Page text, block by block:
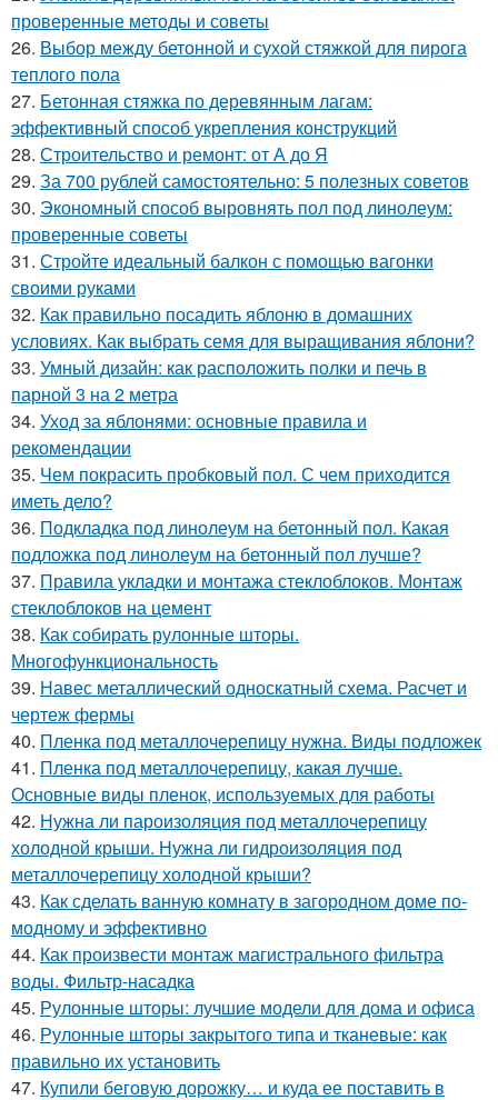
проверенные методы и советы
26. Выбор между бетонной и сухой стяжкой для пирога
теплого пола
27. Бетонная стяжка по деревянным лагам:
эффективный способ укрепления конструкций
28. Строительство и ремонт: от А до Я
29. За 700 рублей самостоятельно: 5 полезных советов
30. Экономный способ выровнять пол под линолеум:
проверенные советы
31. Стройте идеальный балкон с помощью вагонки
своими руками
32. Как правильно посадить яблоню в домашних
условиях. Как выбрать семя для выращивания яблони?
33. Умный дизайн: как расположить полки и печь в
парной 3 на 2 метра
34. Уход за яблонями: основные правила и
рекомендации
35. Чем покрасить пробковый пол. С чем приходится
иметь дело?
36. Подкладка под линолеум на бетонный пол. Какая
подложка под линолеум на бетонный пол лучше?
37. Правила укладки и монтажа стеклоблоков. Монтаж
стеклоблоков на цемент
38. Как собирать рулонные шторы.
Многофункциональность
39. Навес металлический односкатный схема. Расчет и
чертеж фермы
40. Пленка под металлочерепицу нужна. Виды подложек
41. Пленка под металлочерепицу, какая лучше.
Основные виды пленок, используемых для работы
42. Нужна ли пароизоляция под металлочерепицу
холодной крыши. Нужна ли гидроизоляция под
металлочерепицу холодной крыши?
43. Как сделать ванную комнату в загородном доме по-
модному и эффективно
44. Как произвести монтаж магистрального фильтра
воды. Фильтр-насадка
45. Рулонные шторы: лучшие модели для дома и офиса
46. Рулонные шторы закрытого типа и тканевые: как
правильно их установить
47. Купили беговую дорожку… и куда ее поставить в